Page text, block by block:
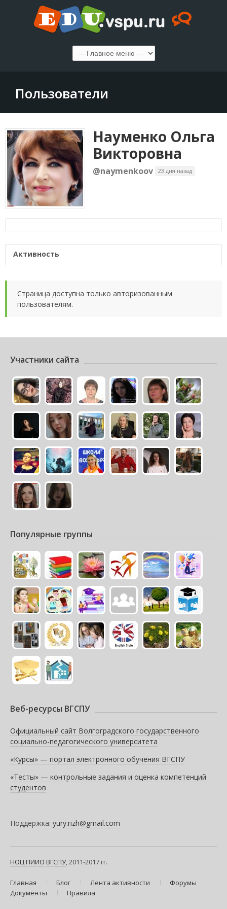
Пользователи
Науменко Ольга
Викторовна
@naymenkoov 23 дня назад
Активность
Страница доступна только авторизованным
пользователям.
Участники сайта
Популярные группы
Веб-ресурсы ВГСПУ
Официальный сайт Волгоградского государственного
социально-педагогического университета
«Курсы» — портал электронного обучения ВГСПУ
«Тесты» — контрольные задания и оценка компетенций
студентов
Поддержка: yury.rizh@gmail.com
НОЦ ПИИО ВГСПУ, 2011-2017 гг.
Главная Блог Лента активности
Форумы
Документы
Правила